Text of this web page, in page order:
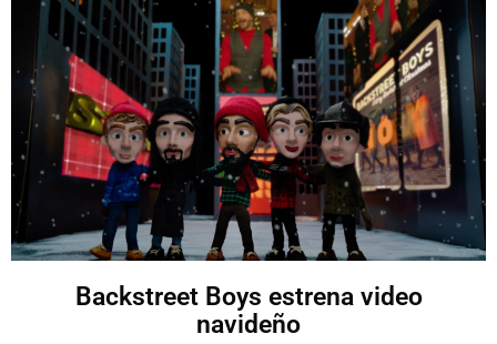
Backstreet Boys estrena video
navideño